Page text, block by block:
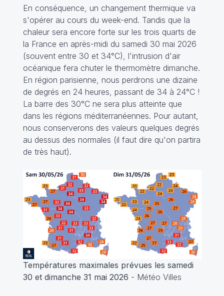
En conséquence, un changement thermique va
s'opérer au cours du week-end. Tandis que la
chaleur sera encore forte sur les trois quarts de
la France en après-midi du samedi 30 mai 2026
(souvent entre 30 et 34°C), l'intrusion d'air
océanique fera chuter le thermomètre dimanche.
En région parisienne, nous perdrons une dizaine
de degrés en 24 heures, passant de 34 à 24°C !
La barre des 30°C ne sera plus atteinte que
dans les régions méditerranéennes. Pour autant,
nous conserverons des valeurs quelques degrés
au dessus des normales (il faut dire qu'on partira
de très haut).
Températures maximales prévues les samedi
30 et dimanche 31 mai 2026 - Météo Villes